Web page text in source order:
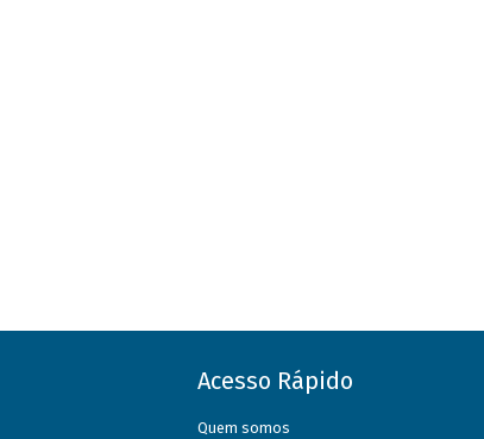
Acesso Rápido
Quem somos